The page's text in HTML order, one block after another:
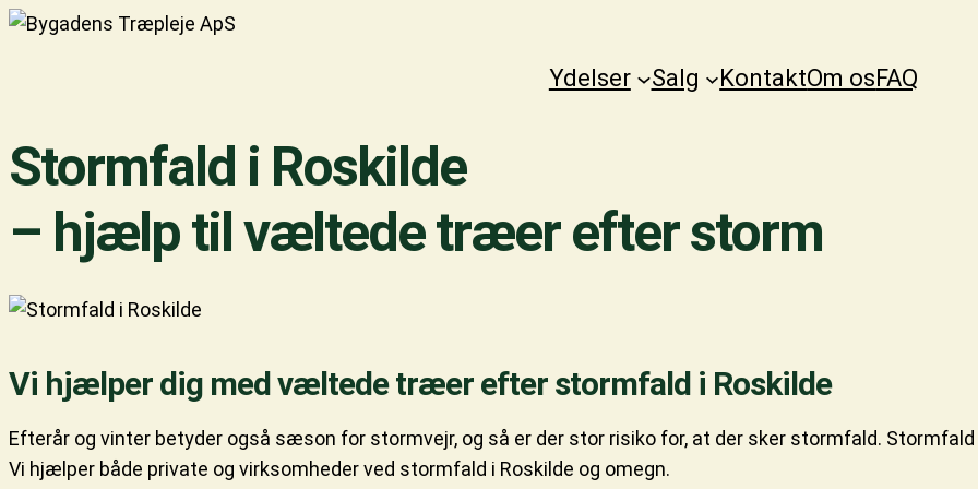
Ydelser Salg KontaktOm osFAQ
Stormfald i Roskilde
– hjælp til væltede træer efter storm
Vi hjælper dig med væltede træer efter stormfald i Roskilde
Efterår og vinter betyder også sæson for stormvejr, og så er der stor risiko for, at der sker stormfald.
Vi hjælper både private og virksomheder ved stormfald i Roskilde og omegn.